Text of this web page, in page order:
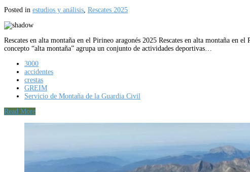
Posted in estudios y análisis Rescates 2025
Rescates en alta montaña en el Pirineo aragonés 2025 Rescates en alta montaña en
concepto “alta montaña” agrupa un conjunto de actividades deportivas…
3000
accidentes
crestas
GREIM
Servicio de Montaña de la Guardia Civil
Read More